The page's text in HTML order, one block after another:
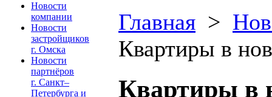
Новости
компании
Новости
застройщиков
г. Омска
Новости
партнёров
г. Санкт–
Петербурга и
Главная >
Квартиры в
Квартиры в